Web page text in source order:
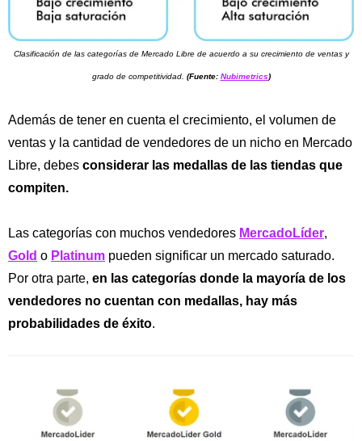
Clasificación de las categorías de Mercado Libre de acuerdo a su crecimiento de ventas y
grado de competitividad. (Fuente: Nubimetrics)
Además de tener en cuenta el crecimiento, el volumen de
ventas y la cantidad de vendedores de un nicho en Mercado
Libre, debes considerar las medallas de las tiendas que
compiten.
Las categorías con muchos vendedores MercadoLíder,
Gold o Platinum pueden significar un mercado saturado.
Por otra parte, en las categorías donde la mayoría de los
vendedores no cuentan con medallas, hay más
probabilidades de éxito.